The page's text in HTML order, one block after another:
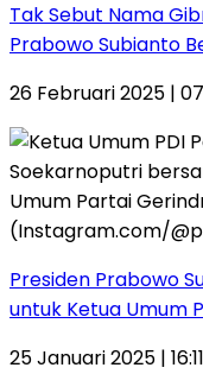
Tak Sebut Nama
Prabowo Subianto
26 Februari 2025 |
Presiden Prabowo
untuk Ketua Umum
25 Januari 2025 |